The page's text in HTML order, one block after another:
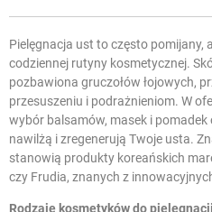
Pielęgnacja ust to często pomijany,
codziennej rutyny kosmetycznej.
pozbawiona gruczołów łojowych,
przesuszeniu i podrażnieniom. W
wybór balsamów, masek i
nawilżą i zregenerują Twoje usta.
stanowią produkty koreańskich
czy Frudia, znanych z
Rodzaje kosmetyków do